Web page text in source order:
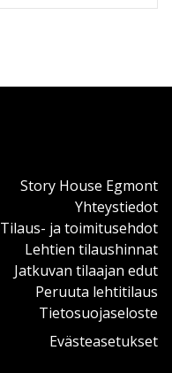
Story House Egmont
Yhteystiedot
Tilaus- ja toimitusehdot
Lehtien tilaushinnat
Jatkuvan tilaajan edut
Peruuta lehtitilaus
Tietosuojaseloste
Evästeasetukset